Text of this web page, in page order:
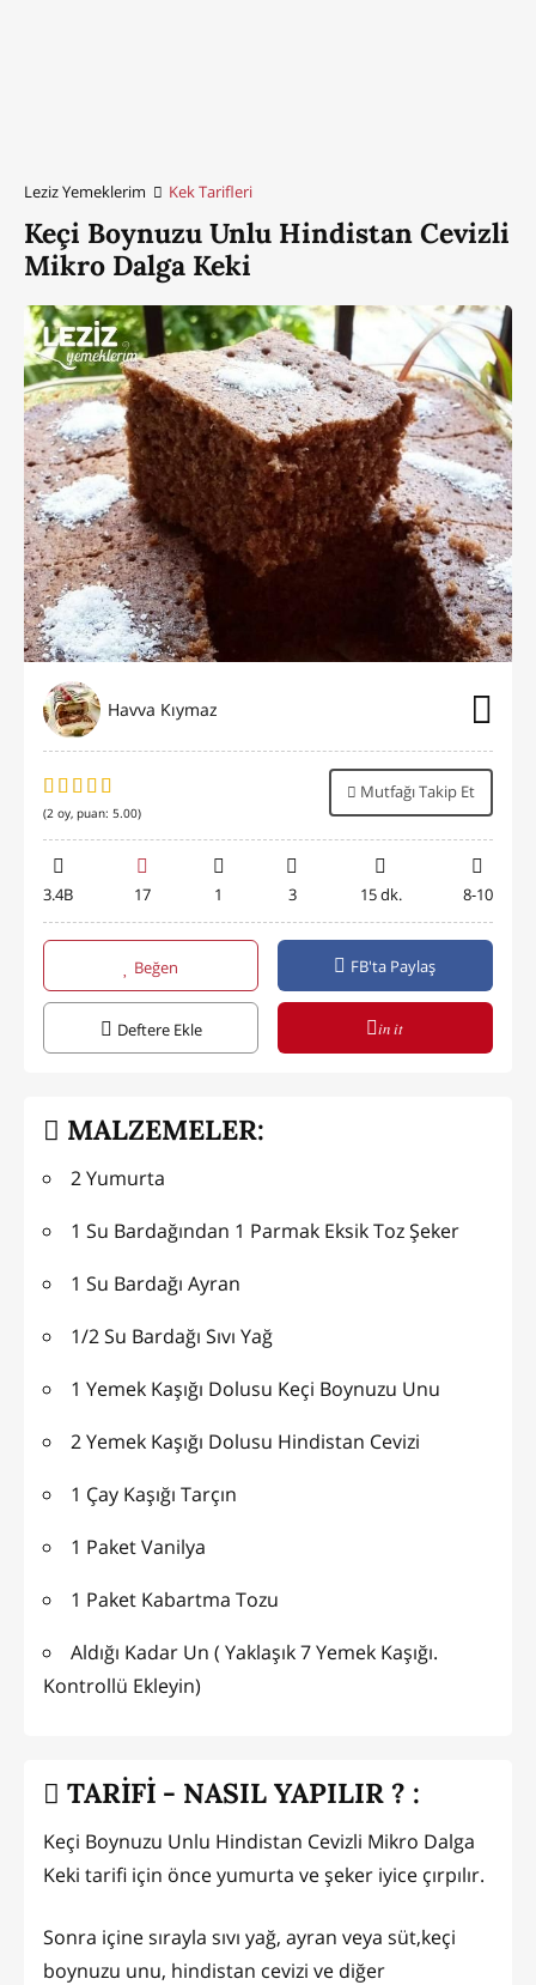
Leziz Yemeklerim Kek Tarifleri
Keçi Boynuzu Unlu Hindistan Cevizli
Mikro Dalga Keki
Havva Kıymaz
(2 oy, puan: 5.00)
Mutfağı Takip Et
3.4B 17 1 3 15 dk. 8-10
Beğen FB'ta Paylaş
Deftere Ekle in it
MALZEMELER:
2 Yumurta
1 Su Bardağından 1 Parmak Eksik Toz Şeker
1 Su Bardağı Ayran
1/2 Su Bardağı Sıvı Yağ
1 Yemek Kaşığı Dolusu Keçi Boynuzu Unu
2 Yemek Kaşığı Dolusu Hindistan Cevizi
1 Çay Kaşığı Tarçın
1 Paket Vanilya
1 Paket Kabartma Tozu
Aldığı Kadar Un ( Yaklaşık 7 Yemek Kaşığı.
Kontrollü Ekleyin)
TARİFİ - NASIL YAPILIR ? :
Keçi Boynuzu Unlu Hindistan Cevizli Mikro Dalga
Keki tarifi için önce yumurta ve şeker iyice çırpılır.
Sonra içine sırayla sıvı yağ, ayran veya süt,keçi
boynuzu unu, hindistan cevizi ve diğer